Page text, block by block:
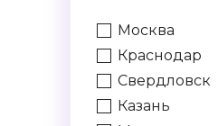
-7.5
-7,75
-8.0
-8.5
Москва
Краснодар
Свердловск
Казань